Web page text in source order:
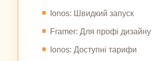
Ionos: Швидкий запуск
Framer: Для профі дизайну
Ionos: Доступні тарифи